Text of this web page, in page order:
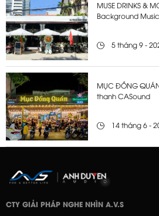
MUSE DRINKS &
Background
5 tháng 9 -
MỤC ĐỒNG
thanh CASound
14 tháng 6 -
CTY GIẢI PHÁP NGHE NHÌN A.V.S